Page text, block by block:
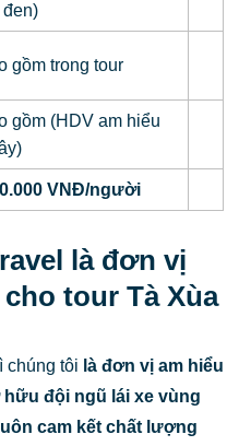
đen)
gồm trong tour
gồm (HDV am hiểu
VNĐ/người
là đơn vị
tour Tà Xùa
chúng tôi là đơn vị am hiểu
đội ngũ lái xe vùng
cam kết chất lượng